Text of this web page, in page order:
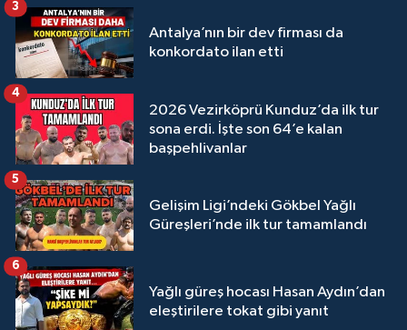
Antalya’nın bir dev firması da
konkordato ilan etti
3
2026 Vezirköprü Kunduz’da ilk tur
sona erdi. İşte son 64’e kalan
başpehlivanlar
4
Gelişim Ligi’ndeki Gökbel Yağlı
Güreşleri’nde ilk tur tamamlandı
5
Yağlı güreş hocası Hasan Aydın’dan
eleştirilere tokat gibi yanıt
6